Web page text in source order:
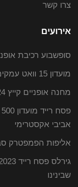
צרו קשר
אירועים
סופשבוע רכיבת
מועדון 15 וואט עמקים חוגג 15 שנה!
מחנה אופניים קייץ 2024
אביבי אקסטרימי
אליפות הפמפטרק סבב 1 עפולה - ע"ש צדוק
שבינינו